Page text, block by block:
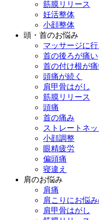
筋膜リリース
妊活整体
小顔整体
頭・首のお悩み
マッサージに
首の後ろが痛い
首の付け根が痛
頭痛が続く
肩甲骨はがし
筋膜リリース
頭痛
首の痛み
ストレートネッ
小顔調整
眼精疲労
偏頭痛
寝違え
肩のお悩み
肩痛
肩こりにお悩
肩甲骨はがし